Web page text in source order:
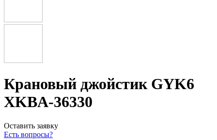
Крановый джойстик GYK6
XKBA-36330
Оставить заявку
Есть вопросы?